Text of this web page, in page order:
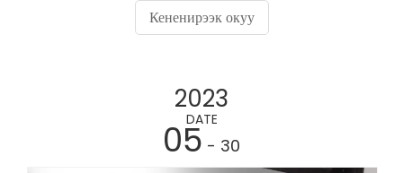
илешкектен коюу илешкекке чейин кеңири ассортимент
бар. Лосьон продуктусу көбүктүү аз илешкектүү
толтуруучу машиналарды жана толтуруучу линияларды
ыңгайлаштырабыз. Pestopack лосьон азыктары үчүн серво
поршень толтуруучу машинаны сунуш кылат.
Кененирээк окуу
2023
DATE
05 - 30